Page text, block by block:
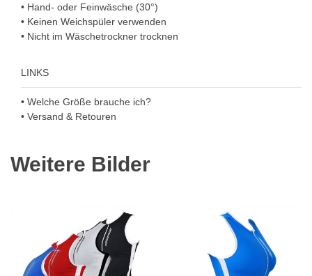
• Hand- oder Feinwäsche (30°)
• Keinen Weichspüler verwenden
• Nicht im Wäschetrockner trocknen
LINKS
• Welche Größe brauche ich?
• Versand & Retouren
Weitere Bilder